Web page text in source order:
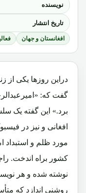
نویسنده
تاریخ انتشار
افغانستان و جهان
دراین روزها یکی از
گفت که:
برد.» این گفته یک
افغانی و نیز در
مورد ظلم و
کشور براه اندخت.
نوشته شده و هر
روشنی اندازد که